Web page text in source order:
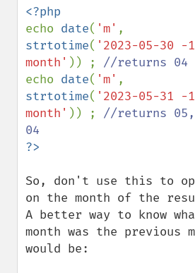
echo date( 'm'
strtotime( '2023-05-30 -1
month' )) ;
echo date( 'm'
strtotime( '2023-05-31 -1
month' )) ; //returns
So, don't use this to
on the month of the
A better way to know
month was the previous
would be: